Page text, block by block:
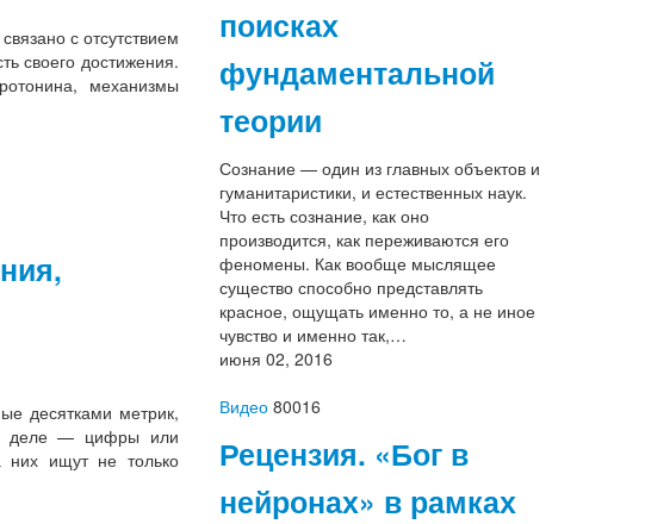
с отсутствием
своего достижения.
механизмы
десятками метрик,
деле — цифры или
них ищут не только
поисках
фундаментальной
теории
Сознание — один из главных объектов и
гуманитаристики, и естественных наук.
Что есть сознание, как оно
производится, как переживаются его
феномены. Как вообще мыслящее
существо способно представлять
красное, ощущать именно то, а не иное
чувство и именно так,…
июня 02, 2016
Видео 80016
Рецензия. «Бог в
нейронах» в рамках